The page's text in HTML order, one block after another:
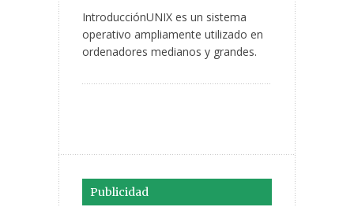
IntroducciónUNIX es un sistema
operativo ampliamente utilizado en
ordenadores medianos y grandes.
Publicidad